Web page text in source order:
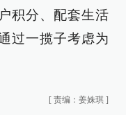
积分、配套生活
过一揽子考虑为
[ 责编：姜姝琪 ]